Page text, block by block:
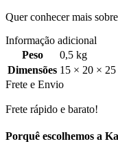
Quer conhecer mais
Informação adicional
Peso
0,5 kg
Dimensões 15 × 20 × 25
Frete e Envio
Frete rápido e barato!
Porquê escolhemos a